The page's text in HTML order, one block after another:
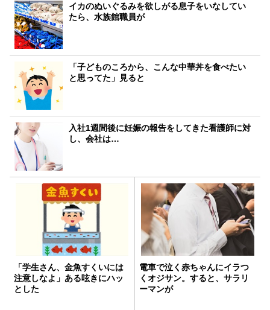
イカのぬいぐるみを欲しがる息子をいなしてい
たら、水族館職員が
「子どものころから、こんな中華丼を食べたい
と思ってた」見ると
入社1週間後に妊娠の報告をしてきた看護師に対
し、会社は…
「学生さん、金魚すくいには
注意しなよ」ある呟きにハッ
とした
電車で泣く赤ちゃんにイラつ
くオジサン。すると、サラリ
ーマンが